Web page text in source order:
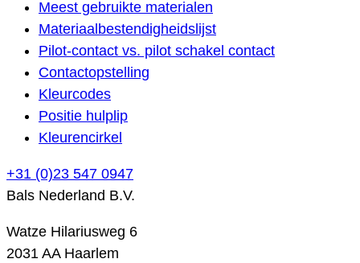
Meest gebruikte materialen
Materiaalbestendigheidslijst
Pilot-contact vs. pilot schakel contact
Contactopstelling
Kleurcodes
Positie hulplip
Kleurencirkel
+31 (0)23 547 0947
Bals Nederland B.V.
Watze Hilariusweg 6
2031 AA Haarlem